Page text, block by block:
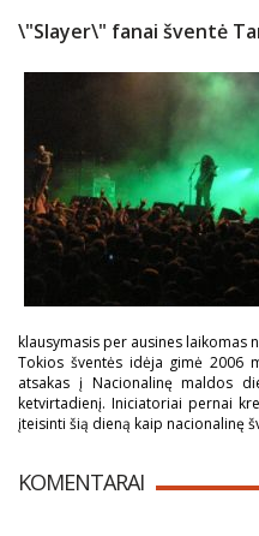
\"Slayer\" fanai šventė
klausymasis per ausines laikomas
Tokios šventės idėja gimė 2006
atsakas į Nacionalinę maldos
ketvirtadienį. Iniciatoriai pernai
įteisinti šią dieną kaip nacionalinę
KOMENTARAI